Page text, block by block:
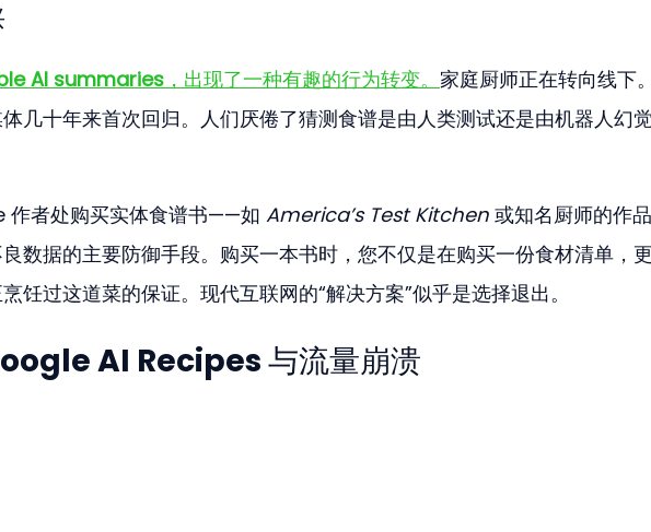
AI summaries ，出现了一种有趣的行为转变。 家庭厨师正在转向线下
几十年来首次回归。人们厌倦了猜测食谱是由人类测试还是由机器人幻
者处购买实体食谱书——如 America’s Test Kitchen 或知名厨师的作
数据的主要防御手段。购买一本书时，您不仅是在购买一份食材清单，
饪过这道菜的保证。现代互联网的“解决方案”似乎是选择退出。
AI Recipes 与流量崩溃